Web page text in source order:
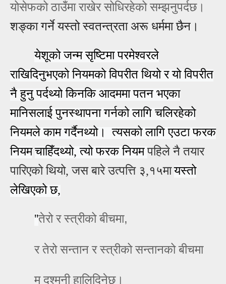
योसेफको ठाउँमा राखेर सोधिरहेको सम्झनुपर्दछ।
शङ्का गर्नेयस्तोस्वतन्त्रता अरू धर्ममा छैन।
येशूको जन्म सृष्टिमा परमेश्वरले
राखिदिनुभएको नियमको विपरीतथियो रयोविपरीत
नैहुनुपर्दथ्योकिनकिआदममा पतन भएका
मानिसलाईपुनस्थापना गर्नको लागि चलिरहेको
नियमले काम गर्दैनथ्यो। त्यसको लागि एउटा फरक
नियमचाहिँदथ्यो, त्यो फरक नियमपहिले नै तयार
पारिएको थियो, जस बारेउत्पत्ति ३,१५मायस्तो
लेखिएको छ,
''तेरो र स्‍त्रीको बीचमा,
र तेरो सन्‍तान र स्‍त्रीको सन्‍तानको बीचमा
म दुश्‍मनी हालिदिनेछु।